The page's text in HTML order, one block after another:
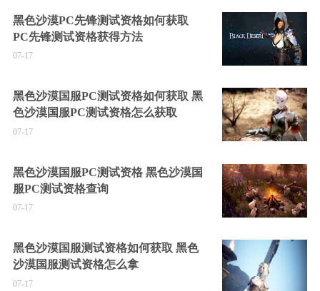
黑色沙漠PC先锋测试资格如何获取
PC先锋测试资格获得方法
07-17
黑色沙漠国服PC测试资格如何获取 黑
色沙漠国服PC测试资格怎么获取
07-17
黑色沙漠国服PC测试资格 黑色沙漠国
服PC测试资格查询
07-17
黑色沙漠国服测试资格如何获取 黑色
沙漠国服测试资格怎么拿
07-17